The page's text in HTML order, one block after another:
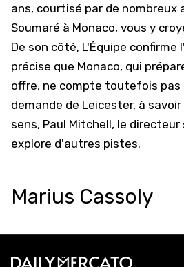
ans, courtisé par de nombreux
Soumaré à Monaco, vous y
De son côté, L'Équipe confirme
précise que Monaco, qui
offre, ne compte toutefois pas
demande de Leicester, à savoir
sens, Paul Mitchell, le directeur
explore d'autres pistes.
Marius Cassoly